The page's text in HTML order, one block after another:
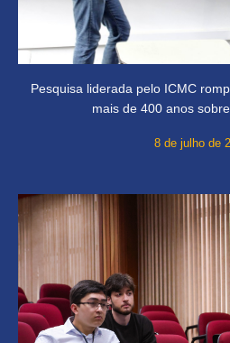
Pesquisa liderada pelo ICMC
mais de 400 anos
8 de julho de